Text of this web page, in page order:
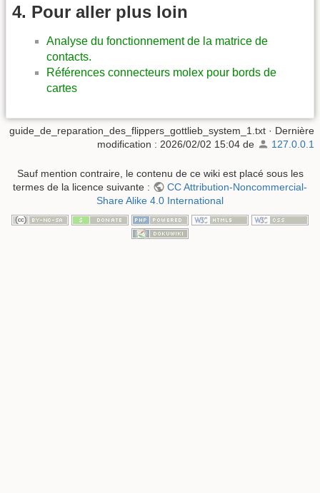
4. Pour aller plus loin
Analyse du fonctionnement de la matrice de
contacts.
Références connecteurs molex pour bords de
cartes
guide_de_reparation_des_flippers_gottlieb_system_1.txt · Dernière
modification : 2026/02/02 15:04 de 127.0.0.1
Sauf mention contraire, le contenu de ce wiki est placé sous les
termes de la licence suivante :
CC Attribution-Noncommercial-
Share Alike 4.0 International